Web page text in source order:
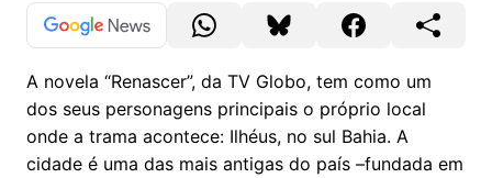
A novela “Renascer”, da TV Globo, tem como um
dos seus personagens principais o próprio local
onde a trama acontece: Ilhéus, no sul Bahia. A
cidade é uma das mais antigas do país –fundada em